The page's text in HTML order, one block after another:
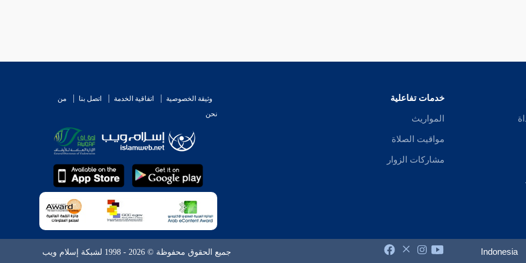
خدمات تفاعلية
المواريث
مواقيت الصلاة
مشاركات الزوار
وثيقة الخصوصية اتفاقية الخدمة اتصل بنا
من
نحن
Indonesia جميع الحقوق محفوظة © 2026 - 1998 لشبكة إسلام ويب